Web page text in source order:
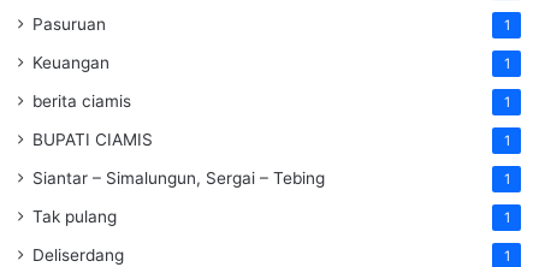
Pasuruan 1
Keuangan 1
berita ciamis 1
BUPATI CIAMIS 1
Siantar – Simalungun, Sergai – Tebing 1
Tak pulang 1
Deliserdang 1